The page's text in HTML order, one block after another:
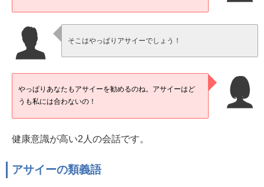
そこはやっぱりアサイーでしょう！
やっぱりあなたもアサイーを勧めるのね。アサイーはど
うも私には合わないの！
健康意識が高い2人の会話です。
アサイーの類義語